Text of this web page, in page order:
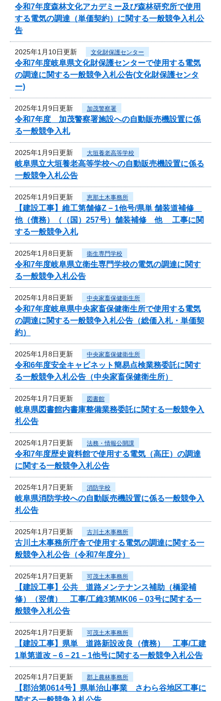
令和7年度森林文化アカデミー及び森林研究所で使用
する電気の調達（単価契約）に関する一般競争入札公
告
2025年1月10日更新 文化財保護センター
令和7年度岐阜県文化財保護センターで使用する電気
の調達に関する一般競争入札公告(文化財保護センタ
ー)
2025年1月9日更新 加茂警察署
令和7年度 加茂警察署施設への自動販売機設置に係
る一般競争入札
2025年1月9日更新 大垣養老高等学校
岐阜県立大垣養老高等学校への自動販売機設置に係る
一般競争入札公告
2025年1月9日更新 恵那土木事務所
【建設工事】維工第舗修Z－1他号/県単 舗装道補修
他（債務）（（国）257号）舗装補修 他 工事に関
する一般競争入札
2025年1月8日更新 衛生専門学校
令和7年度岐阜県立衛生専門学校の電気の調達に関す
る一般競争入札公告
2025年1月8日更新 中央家畜保健衛生所
令和7年度岐阜県中央家畜保健衛生所で使用する電気
の調達に関する一般競争入札公告（総価入札・単価契
約）
2025年1月8日更新 中央家畜保健衛生所
令和6年度安全キャビネット簡易点検業務委託に関す
る一般競争入札公告（中央家畜保健衛生所）
2025年1月7日更新 図書館
岐阜県図書館内書庫整備業務委託に関する一般競争入
札公告
2025年1月7日更新 法務・情報公開課
令和7年度歴史資料館で使用する電気（高圧）の調達
に関する一般競争入札公告
2025年1月7日更新 消防学校
岐阜県消防学校への自動販売機設置に係る一般競争入
札公告
2025年1月7日更新 古川土木事務所
古川土木事務所庁舎で使用する電気の調達に関する一
般競争入札公告（令和7年度分）
2025年1月7日更新 可茂土木事務所
【建設工事】公共 道路メンテナンス補助（橋梁補
修）（翌債） 工事/工維3第MK06－03号に関する一
般競争入札公告
2025年1月7日更新 可茂土木事務所
【建設工事】県単 道路新設改良（債務） 工事/工建
1単第道改－6－21－1他号に関する一般競争入札公告
2025年1月7日更新 郡上農林事務所
【郡治第0614号】県単治山事業 さわら谷地区工事に